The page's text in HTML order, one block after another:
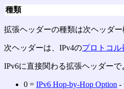
種類
拡張ヘッダーの種類は次ヘッダ
次ヘッダーは、IPv4のプロトコル
IPv6に直接関わる拡張ヘッダー
0 = IPv6 Hop-by-Hop Option